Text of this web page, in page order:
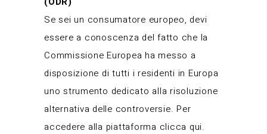
Se sei un consumatore europeo, devi
essere a conoscenza del fatto che la
Commissione Europea ha messo a
disposizione di tutti i residenti in Europa
uno strumento dedicato alla risoluzione
alternativa delle controversie. Per
accedere alla piattaforma clicca qui.